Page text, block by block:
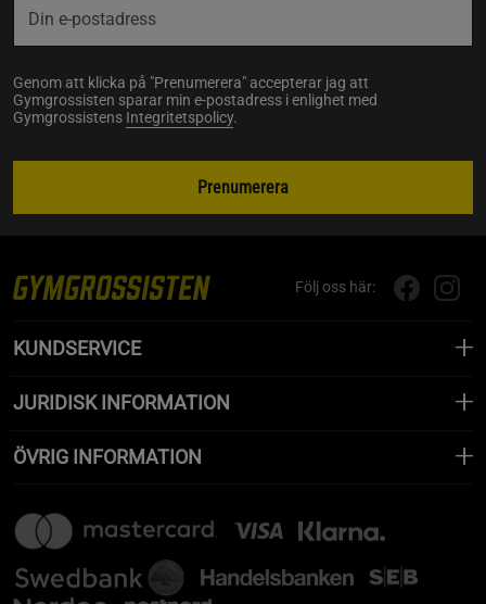
Genom att klicka på "Prenumerera" accepterar jag att
Gymgrossisten sparar min e-postadress i enlighet med
Gymgrossistens Integritetspolicy.
Prenumerera
Följ oss här:
KUNDSERVICE
JURIDISK INFORMATION
ÖVRIG INFORMATION